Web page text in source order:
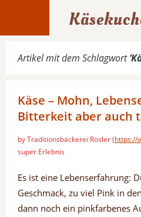
Artikel mit dem Schlagwort‘
Käse – Mohn,
Bitterkeit aber auch
by Traditionsbäckerei Rösler (https://
super Erlebnis
Es ist eine Lebenserfahrung:
Geschmack, zu viel Pink in
dann noch ein pinkfarbenes